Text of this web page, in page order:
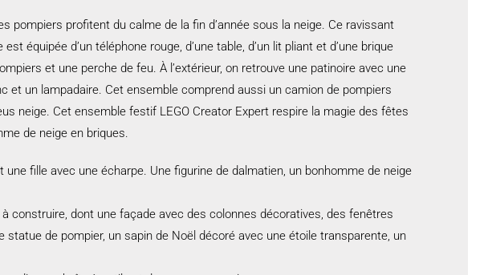
pompiers profitent du calme de la fin d’année sous la neige. Ce ravissant
équipée d’un téléphone rouge, d’une table, d’un lit pliant et d’une brique
et une perche de feu. À l’extérieur, on retrouve une patinoire avec une
et un lampadaire. Cet ensemble comprend aussi un camion de pompiers
neige. Cet ensemble festif LEGO Creator Expert respire la magie des fêtes
de neige en briques.
fille avec une écharpe. Une figurine de dalmatien, un bonhomme de neige
construire, dont une façade avec des colonnes décoratives, des fenêtres
de pompier, un sapin de Noël décoré avec une étoile transparente, un